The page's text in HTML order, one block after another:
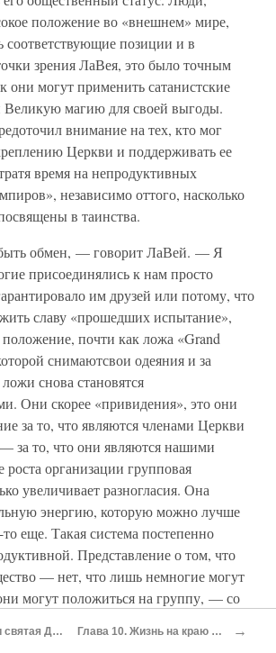
положение во «внешнем» мире,
соответствующие позиции и в
зрения ЛаВея, это было точным
они могут применить сатанистские
магию для своей выгоды.
внимание на тех, кто мог
Церкви и поддерживать ее
время на непродуктивных
независимо оттого, насколько
в таинства.
обмен, — говорит ЛаВей. — Я
присоединялись к нам просто
им друзей или потому, что
славу «прошедших испытание»,
почти как ложа «Grand
снимаютсвои одеяния и за
снова становятся
Они скорее «привидения», это они
за то, что являются членами Церкви
за то, что они являются нашими
организации групповая
увеличивает разногласия. Она
энергию, которую можно лучше
то еще. Такая система постепенно
Представление о том, что
— нет, что лишь немногие могут
могут положиться на группу, — со
Глава 8. Дьявол и святая Джейн Глава 10. Жизнь на краю мира →